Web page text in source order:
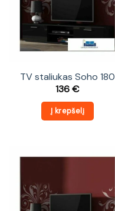
TV staliukas Soho 180
136€
Į krepšelį